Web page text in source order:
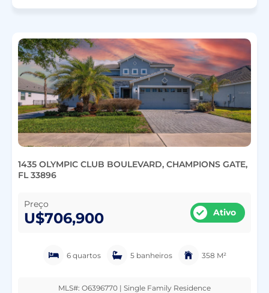
1435 OLYMPIC CLUB BOULEVARD, CHAMPIONS GATE,
FL 33896
Preço
U$706,900 Ativo
6 quartos 5 banheiros 358 M²
MLS#: O6396770 | Single Family Residence